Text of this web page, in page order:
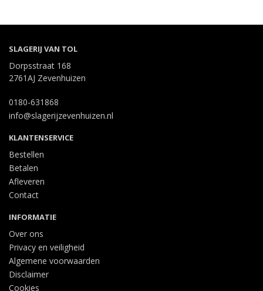
SLAGERIJ VAN TOL
Dorpsstraat 168
2761AJ Zevenhuizen
0180-631868
info@slagerijzevenhuizen.nl
KLANTENSERVICE
Bestellen
Betalen
Afleveren
Contact
INFORMATIE
Over ons
Privacy en veiligheid
Algemene voorwaarden
Disclaimer
Cookies